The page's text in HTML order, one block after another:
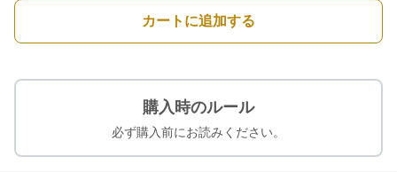
カートに追加する
購入時のルール
必ず購入前にお読みください。